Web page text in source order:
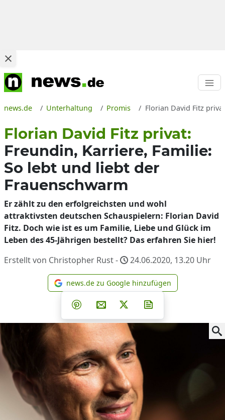
news.de Unterhaltung Promis Florian David Fitz
Florian David Fitz privat:
Freundin, Karriere, Familie:
So lebt und liebt der
Frauenschwarm
Er zählt zu den erfolgreichsten und wohl
attraktivsten deutschen Schauspielern: Florian David
Fitz. Doch wie ist es um Familie, Liebe und Glück im
Leben des 45-Jährigen bestellt? Das erfahren Sie hier!
Erstellt von Christopher Rust -
24.06.2020, 13.20 Uhr
news.de zu Google
news.de zu Google hinzufügen
Teilen auf Facebook
Teilen auf Whatsapp
Teilen auf Telegram
Teilen auf Pinterest
Per E-Mail teilen
Post auf X